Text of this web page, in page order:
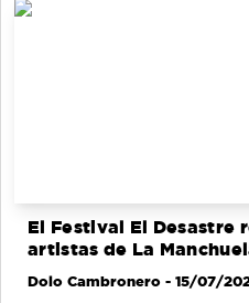
El Festival El Desastre
artistas de La
Dolo Cambronero - 15/07/